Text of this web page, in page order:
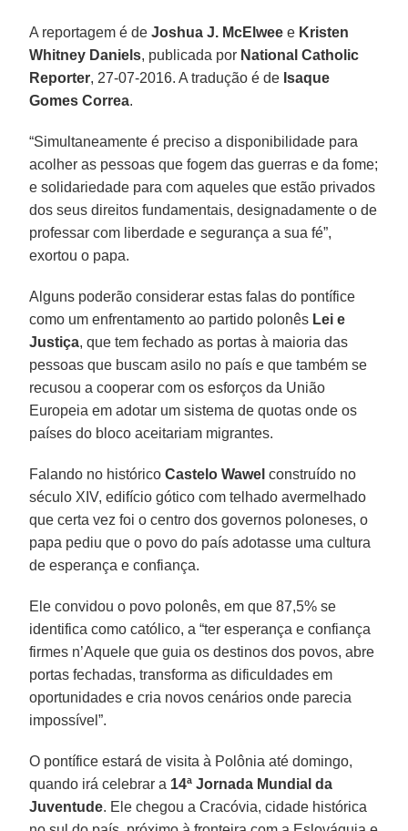
A reportagem é deJoshua J. McElwee e Kristen
Whitney Daniels, publicada por National Catholic
Reporter, 27-07-2016. A tradução é de Isaque
Gomes Correa.
“Simultaneamente é preciso a disponibilidade para
acolher as pessoas que fogem das guerras e da fome;
e solidariedade para com aqueles que estão privados
dos seus direitos fundamentais, designadamente o de
professar com liberdade e segurança a sua fé”,
exortou o papa.
Alguns poderão considerar estas falas do pontífice
como um enfrentamento ao partido polonês Lei e
Justiça, que tem fechado as portas à maioria das
pessoas que buscam asilo no país e que também se
recusou a cooperar com os esforços da União
Europeia em adotar um sistema de quotas onde os
países do bloco aceitariam migrantes.
Falando no históricoCastelo Wawel construído no
século XIV, edifício gótico com telhado avermelhado
que certa vez foi o centro dos governos poloneses, o
papa pediu que o povo do país adotasse uma cultura
de esperança e confiança.
Ele convidou o povo polonês, em que 87,5% se
identifica como católico, a “ter esperança e confiança
firmes n’Aquele que guia os destinos dos povos, abre
portas fechadas, transforma as dificuldades em
oportunidades e cria novos cenários onde parecia
impossível”.
O pontífice estará de visita à Polônia até domingo,
quando irá celebrar a 14ª Jornada Mundial da
Juventude. Ele chegou a Cracóvia, cidade histórica